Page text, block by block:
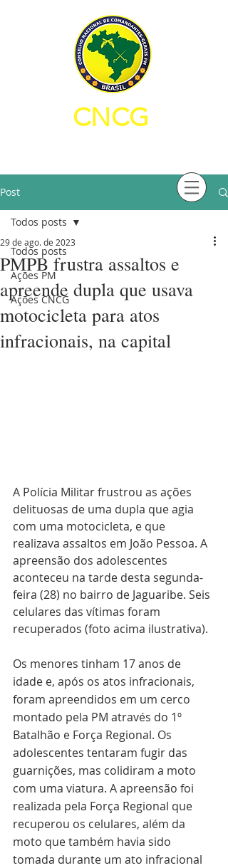
CNCG
Post
Todos posts
Ações PM
Ações CNCG
Todos posts
PMPB frustra assaltos e
apreende dupla que usava
motocicleta para atos
infracionais, na capital
29 de ago. de 2023
A Polícia Militar frustrou as ações
delituosas de uma dupla que agia
com uma motocicleta, e que
realizava assaltos em João Pessoa. A
apreensão dos adolescentes
aconteceu na tarde desta segunda-
feira (28) no bairro de Jaguaribe. Seis
celulares das vítimas foram
recuperados (foto acima ilustrativa).
Os menores tinham 17 anos de
idade e, após os atos infracionais,
foram apreendidos em um cerco
montado pela PM através do 1º
Batalhão e Força Regional. Os
adolescentes tentaram fugir das
guarnições, mas colidiram a moto
com uma viatura. A apreensão foi
realizada pela Força Regional que
recuperou os celulares, além da
moto que também havia sido
tomada durante um ato infracional